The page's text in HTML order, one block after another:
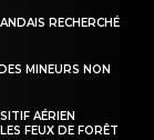
RECHERCHÉ
MINEURS NON
AÉRIEN
FEUX DE FORÊT